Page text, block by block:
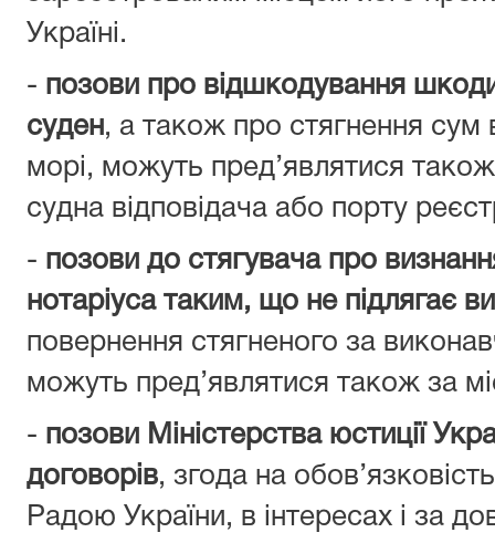
Україні.
- позови про відшкодування
суден, а також про стягнення сум
морі, можуть пред’являтися
судна відповідача або порту
- позови до стягувача про
нотаріуса таким, що не підлягає
повернення стягненого за
можуть пред’являтися також за
- позови Міністерства юстиції
договорів, згода на
Радою України, в інтересах і за